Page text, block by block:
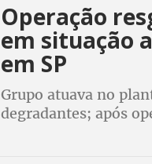
Operação
em situação
em SP
Grupo atuava no
degradantes; após